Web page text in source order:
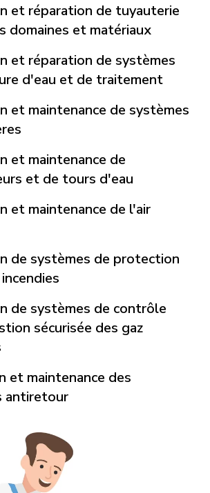
et réparation de tuyauterie
domaines et matériaux
et réparation de systèmes
d'eau et de traitement
et maintenance de systèmes
et maintenance de
et de tours d'eau
et maintenance de l'air
de systèmes de protection
de systèmes de contrôle
sécurisée des gaz
et maintenance des
antiretour